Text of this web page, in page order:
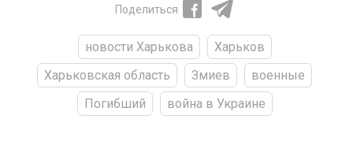
Поделиться
новости Харькова
Харьков
Харьковская область
Змиев
военные
Погибший
война в Украине